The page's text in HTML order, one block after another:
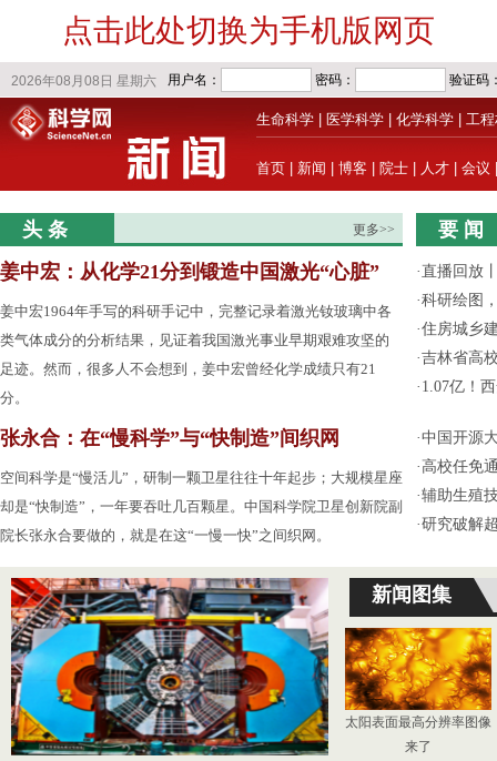
点击此处切换为手机版网页
生命科学 医学科学 化学科学 工
首页 新闻 博客 院士 人才 会议
头 条 更多>>
姜中宏：从化学21分到锻造中国激光“心脏”
姜中宏1964年手写的科研手记中，完整记录着激光钕玻璃中各
类气体成分的分析结果，见证着我国激光事业早期艰难攻坚的
足迹。然而，很多人不会想到，姜中宏曾经化学成绩只有21
分。
张永合：在“慢科学”与“快制造”间织网
空间科学是“慢活儿”，研制一颗卫星往往十年起步；大规模星座
却是“快制造”，一年要吞吐几百颗星。中国科学院卫星创新院副
院长张永合要做的，就是在这“一慢一快”之间织网。
要 闻
·直播回放
·科研绘图
·住房城乡
·吉林省高
· 1.07亿！
·中国开源
· 高校任免
·辅助生殖
·研究破解
新闻图集
太阳表面最高分辨率图像
来了